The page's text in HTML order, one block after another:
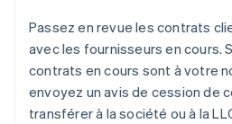
Passez en revue les contrats
avec les fournisseurs en cours.
contrats en cours sont à votre
envoyez un avis de cession de
transférer à la société ou à la